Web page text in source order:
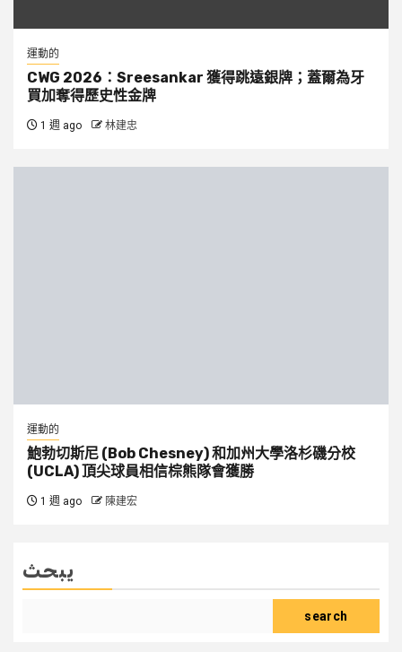
運動的
CWG 2026：Sreesankar 獲得跳遠銀牌；蓋爾為牙
買加奪得歷史性金牌
1 週 ago 林建忠
運動的
鮑勃切斯尼 (Bob Chesney) 和加州大學洛杉磯分校
(UCLA) 頂尖球員相信棕熊隊會獲勝
1 週 ago 陳建宏
يبحث
search